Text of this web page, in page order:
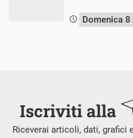
Domenica
Iscriviti alla
Riceverai articoli, dati, grafici